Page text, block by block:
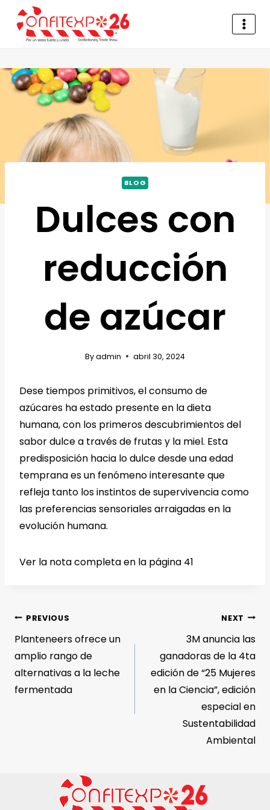
BLOG
Dulces con
reducción
de azúcar
Byadmin abril 30, 2024
Dese tiempos primitivos, el consumo de
azúcares ha estado presente en la dieta
humana, con los primeros descubrimientos del
sabor dulce a través de frutas y la miel. Esta
predisposición hacia lo dulce desde una edad
temprana es un fenómeno interesante que
refleja tanto los instintos de supervivencia como
las preferencias sensoriales arraigadas en la
evolución humana.
Ver la nota completa en la página 41
PREVIOUS
Planteneers ofrece un
amplio rango de
alternativas a la leche
fermentada
NEXT
3M anuncia las
ganadoras de la 4ta
edición de “25 Mujeres
en la Ciencia”, edición
especial en
Sustentabilidad
Ambiental